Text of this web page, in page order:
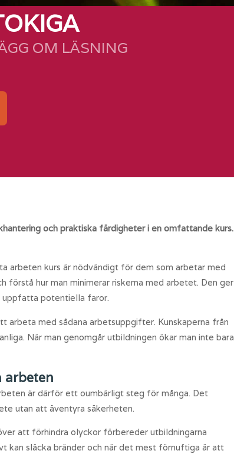
OM LÄSNING
och praktiska färdigheter i en omfattande kurs.
arbeten kurs är nödvändigt för dem som arbetar med
förstå hur man minimerar riskerna med arbetet. Den ger
uppfatta potentiella faror.
arbeta med sådana arbetsuppgifter. Kunskaperna från
När man genomgår utbildningen ökar man inte bara
arbeten
är därför ett oumbärligt steg för många. Det
utan att äventyra säkerheten.
att förhindra olyckor förbereder utbildningarna
kan släcka bränder och när det mest förnuftiga är att